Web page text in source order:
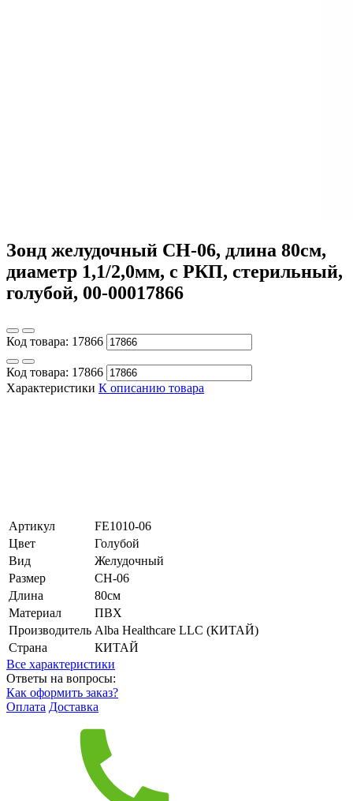
Зонд желудочный CH-06, длина 80см,
диаметр 1,1/2,0мм, с РКП, стерильный,
голубой, 00-00017866
Код товара: 17866
Код товара: 17866
Характеристики К описанию товара
Артикул
FE1010-06
Цвет
Голубой
Вид
Желудочный
Размер
CH-06
Длина
80см
Материал
ПВХ
Производитель Alba Healthcare LLC (КИТАЙ)
Страна
КИТАЙ
Все характеристики
Ответы на вопросы:
Как оформить заказ?
Оплата Доставка